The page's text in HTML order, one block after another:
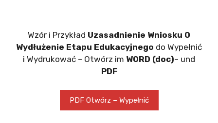
Wzór i Przykład Uzasadnienie Wniosku O
Wydłużenie Etapu Edukacyjnego do Wypełnić
i Wydrukować – Otwórz im WORD (doc)– und
PDF
PDF Otwórz – Wypełnić